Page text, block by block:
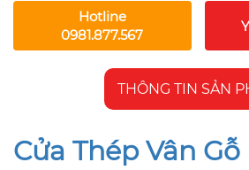
Hotline
0981.877.567
THÔNG TIN SẢN
Cửa Thép Vân Gỗ